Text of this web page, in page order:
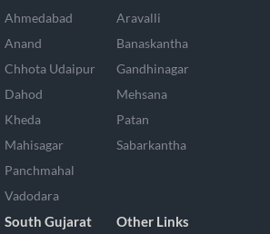
Ahmedabad
Anand
Chhota Udaipur
Dahod
Kheda
Mahisagar
Panchmahal
Vadodara
Aravalli
Banaskantha
Gandhinagar
Mehsana
Patan
Sabarkantha
South Gujarat Other Links